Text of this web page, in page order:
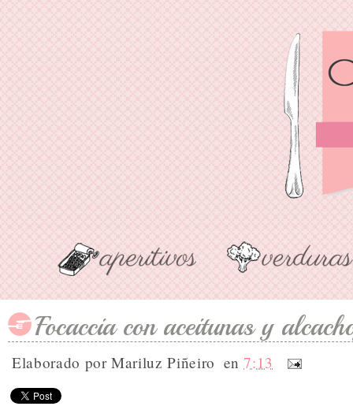
Focaccia con aceitunas y
Elaborado porMariluz Piñeiro en7:13